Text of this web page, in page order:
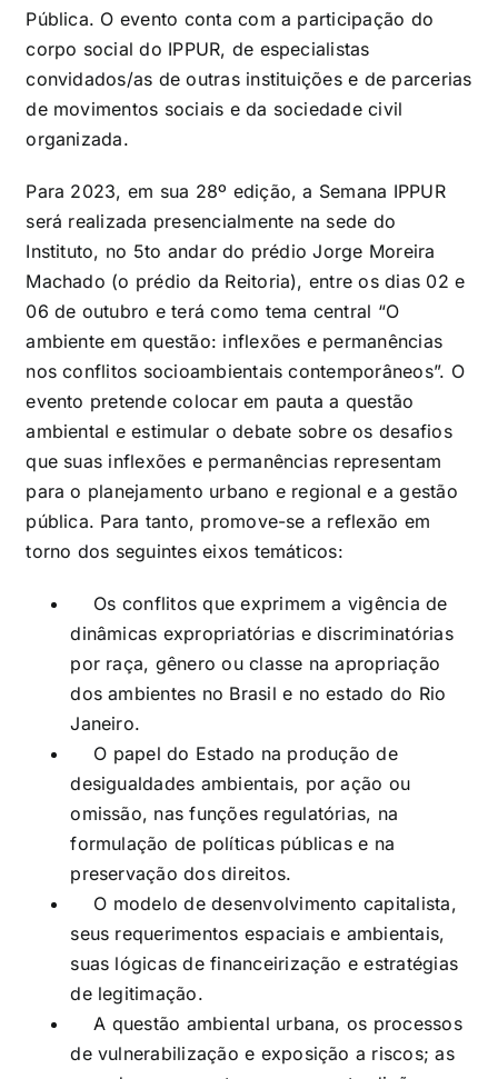
Pública. O evento conta com a participação do
corpo social do IPPUR, de especialistas
convidados/as de outras instituições e de parcerias
de movimentos sociais e da sociedade civil
organizada.
Para 2023, em sua 28º edição, a Semana IPPUR
será realizada presencialmente na sede do
Instituto, no 5to andar do prédio Jorge Moreira
Machado (o prédio da Reitoria), entre os dias 02 e
06 de outubro e terá como tema central “O
ambiente em questão: inflexões e permanências
nos conflitos socioambientais contemporâneos”. O
evento pretende colocar em pauta a questão
ambiental e estimular o debate sobre os desafios
que suas inflexões e permanências representam
para o planejamento urbano e regional e a gestão
pública. Para tanto, promove-se a reflexão em
torno dos seguintes eixos temáticos:
Os conflitos que exprimem a vigência de
dinâmicas expropriatórias e discriminatórias
por raça, gênero ou classe na apropriação
dos ambientes no Brasil e no estado do Rio
Janeiro.
O papel do Estado na produção de
desigualdades ambientais, por ação ou
omissão, nas funções regulatórias, na
formulação de políticas públicas e na
preservação dos direitos.
O modelo de desenvolvimento capitalista,
seus requerimentos espaciais e ambientais,
suas lógicas de financeirização e estratégias
de legitimação.
A questão ambiental urbana, os processos
de vulnerabilização e exposição a riscos; as